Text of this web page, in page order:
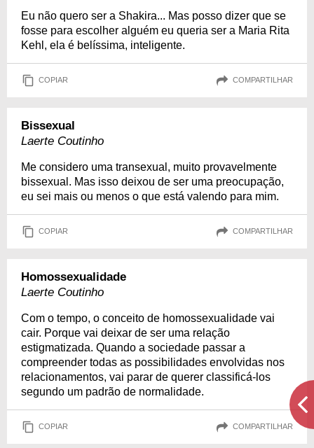
Eu não quero ser a Shakira... Mas posso dizer que se
fosse para escolher alguém eu queria ser a Maria Rita
Kehl, ela é belíssima, inteligente.
COPIAR COMPARTILHAR
Bissexual
Laerte Coutinho
Me considero uma transexual, muito provavelmente
bissexual. Mas isso deixou de ser uma preocupação,
eu sei mais ou menos o que está valendo para mim.
COPIAR COMPARTILHAR
Homossexualidade
Laerte Coutinho
Com o tempo, o conceito de homossexualidade vai
cair. Porque vai deixar de ser uma relação
estigmatizada. Quando a sociedade passar a
compreender todas as possibilidades envolvidas nos
relacionamentos, vai parar de querer classificá-los
segundo um padrão de normalidade.
COPIAR COMPARTILHAR